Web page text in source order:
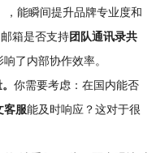
能瞬间提升品牌专业度和
箱是否支持团队通讯录共
了内部协作效率。
你需要考虑：在国内能否
客服能及时响应？这对于很